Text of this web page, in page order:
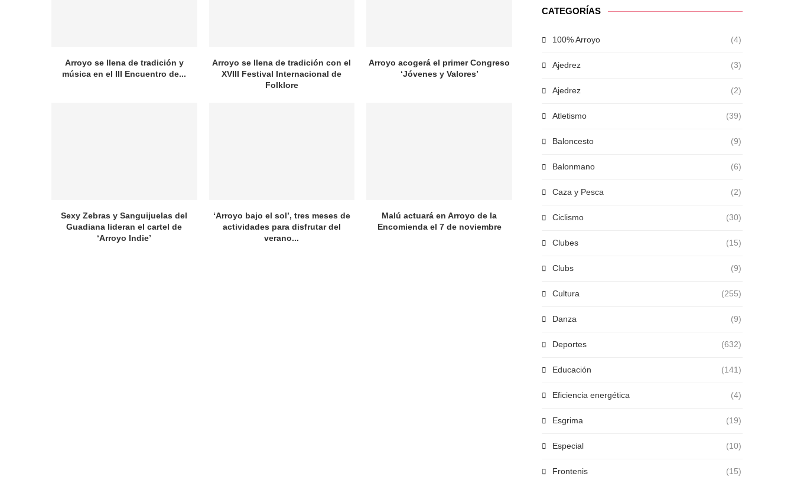
Arroyo se llena de tradición y
música en el III Encuentro de...
Arroyo se llena de tradición con el
XVIII Festival Internacional de
Folklore
Arroyo acogerá el primer Congreso
‘Jóvenes y Valores’
Sexy Zebras y Sanguijuelas del
Guadiana lideran el cartel de
‘Arroyo Indie’
‘Arroyo bajo el sol’, tres meses de
actividades para disfrutar del
verano...
Malú actuará en Arroyo de la
Encomienda el 7 de noviembre
CATEGORÍAS
100% Arroyo (4)
Ajedrez (3)
Ajedrez (2)
Atletismo (39)
Baloncesto (9)
Balonmano (6)
Caza y Pesca (2)
Ciclismo (30)
Clubes (15)
Clubs (9)
Cultura (255)
Danza (9)
Deportes (632)
Educación (141)
Eficiencia energética (4)
Esgrima (19)
Especial (10)
Frontenis (15)